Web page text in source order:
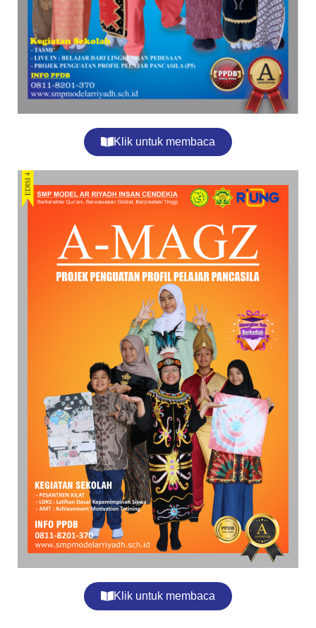
Klik untuk membaca
Klik untuk membaca